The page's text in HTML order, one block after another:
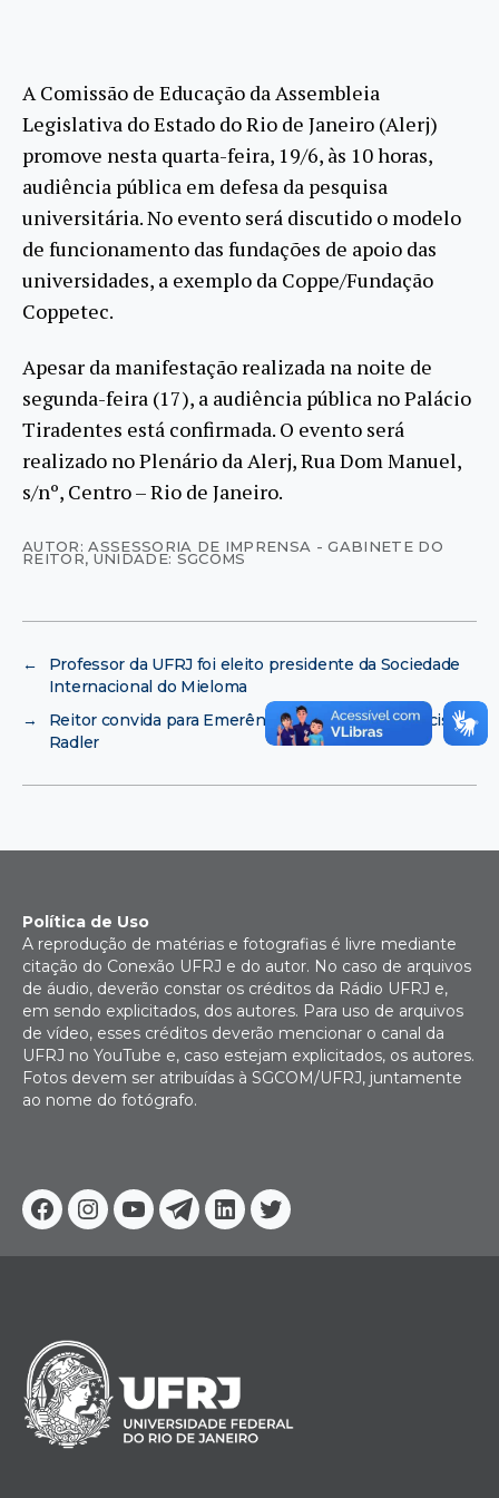
A Comissão de Educação da Assembleia
Legislativa do Estado do Rio de Janeiro (Alerj)
promove nesta quarta-feira, 19/6, às 10 horas,
audiência pública em defesa da pesquisa
universitária. No evento será discutido o modelo
de funcionamento das fundações de apoio das
universidades, a exemplo da Coppe/Fundação
Coppetec.
Apesar da manifestação realizada na noite de
segunda-feira (17), a audiência pública no Palácio
Tiradentes está confirmada. O evento será
realizado no Plenário da Alerj, Rua Dom Manuel,
s/nº, Centro – Rio de Janeiro.
AUTOR: ASSESSORIA DE IMPRENSA - GABINETE DO
REITOR, UNIDADE: SGCOMS
←
Professor da UFRJ foi eleito presidente da Sociedade
Internacional do Mieloma
→
Reitor convida para Emerência do professor Franciso
Radler
Facebook
Instagram
YoutubeTelegram
Linkedin
Twitter
Política de Uso
A reprodução de matérias e fotografias é livre mediante
citação do Conexão UFRJ e do autor. No caso de arquivos
de áudio, deverão constar os créditos da Rádio UFRJ e,
em sendo explicitados, dos autores. Para uso de arquivos
de vídeo, esses créditos deverão mencionar o canal da
UFRJ no YouTube e, caso estejam explicitados, os autores.
Fotos devem ser atribuídas à SGCOM/UFRJ, juntamente
ao nome do fotógrafo.